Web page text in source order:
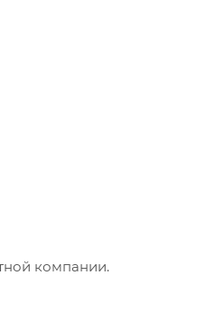
компании.